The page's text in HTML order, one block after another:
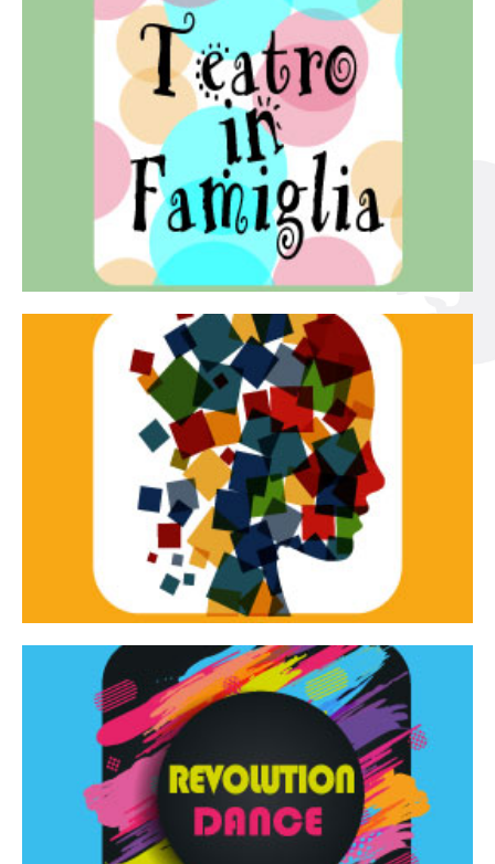
Teatro in famiglia
Teatro In Famiglia è una rassegna di teatro concepita
per far condividere e godere del teatro all’intera
famiglia.
Continua
Tracce dinamiche
Tracce Dinamiche è una rassegna di teatro
d’innovazione e sperimentale.
Continua
Revolution Dance
Rassegna di danza contemporanea – I Edizione